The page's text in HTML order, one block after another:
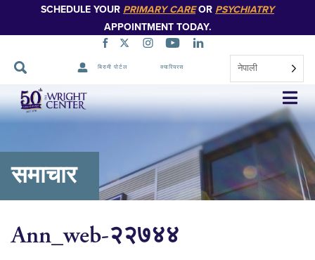
SCHEDULE YOUR PRIMARY CAREOR PSYCHIATRY
APPOINTMENT TODAY.
बिरामी पोर्टल क्यारियरस नेपाली
नेभिगेसन
स्किप
गर्नुहोस्
समाचार
Ann_web-२२७४४